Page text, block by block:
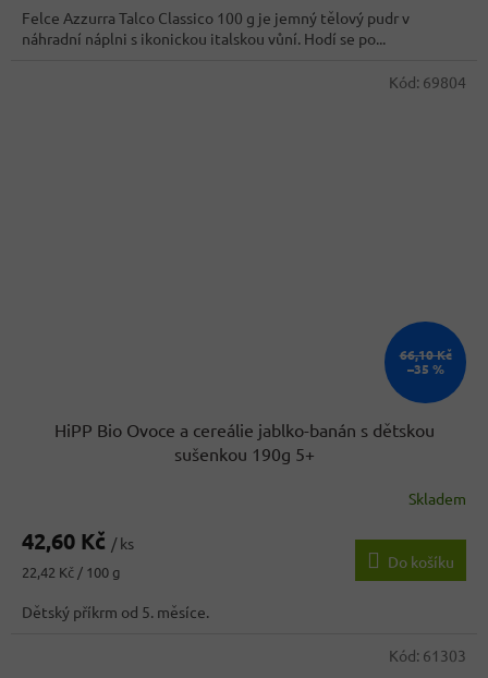
z
Felce Azzurra Talco Classico 100 g je jemný tělový pudr v
náhradní náplni s ikonickou italskou vůní. Hodí se po...
66,10 Kč
–35 %
HiPP Bio Ovoce a cereálie jablko-banán s dětskou
sušenkou 190g 5+
produktu
3,8
z
5
Skladem
42,60 Kč / ks
Měrná
22,42 Kč / 100 g
Do košíku
Dětský příkrm od 5. měsíce.
Kód: 69804
Kód: 61303